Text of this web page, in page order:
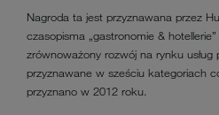
Nagroda ta jest przyznawana przez
czasopisma „gastronomie &
zrównoważony rozwój na rynku
przyznawane w sześciu kategoriach
przyznano w 2012 roku.